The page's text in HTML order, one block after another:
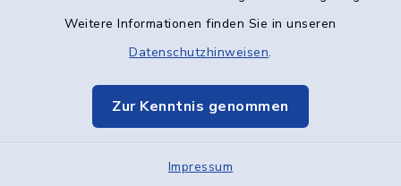
Weitere Informationen finden Sie in unseren
Datenschutzhinweisen.
Zur Kenntnis genommen
Impressum
Sitemap
Cookie-Einstellungen